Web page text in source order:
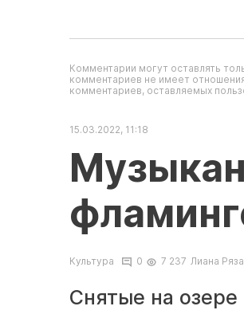
Комментарии могут оставлять
комментариев не имеет
комментариев, оставляемых
15.03.2022, 11:18
Культура 0 7 237 Лиана
Снятые на